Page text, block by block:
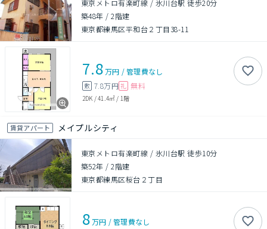
東京メトロ有楽町線 / 氷川台駅 徒歩20分
築48年 /2階建
東京都練馬区平和台２丁目38-11
7.8万円 /管理費なし
敷 7.8万円 礼 無料
2DK /41.4㎡ / 1階
賃貸アパート メイプルシティ
東京メトロ有楽町線 / 氷川台駅 徒歩10分
築52年 /2階建
東京都練馬区桜台２丁目
8万円 /管理費なし